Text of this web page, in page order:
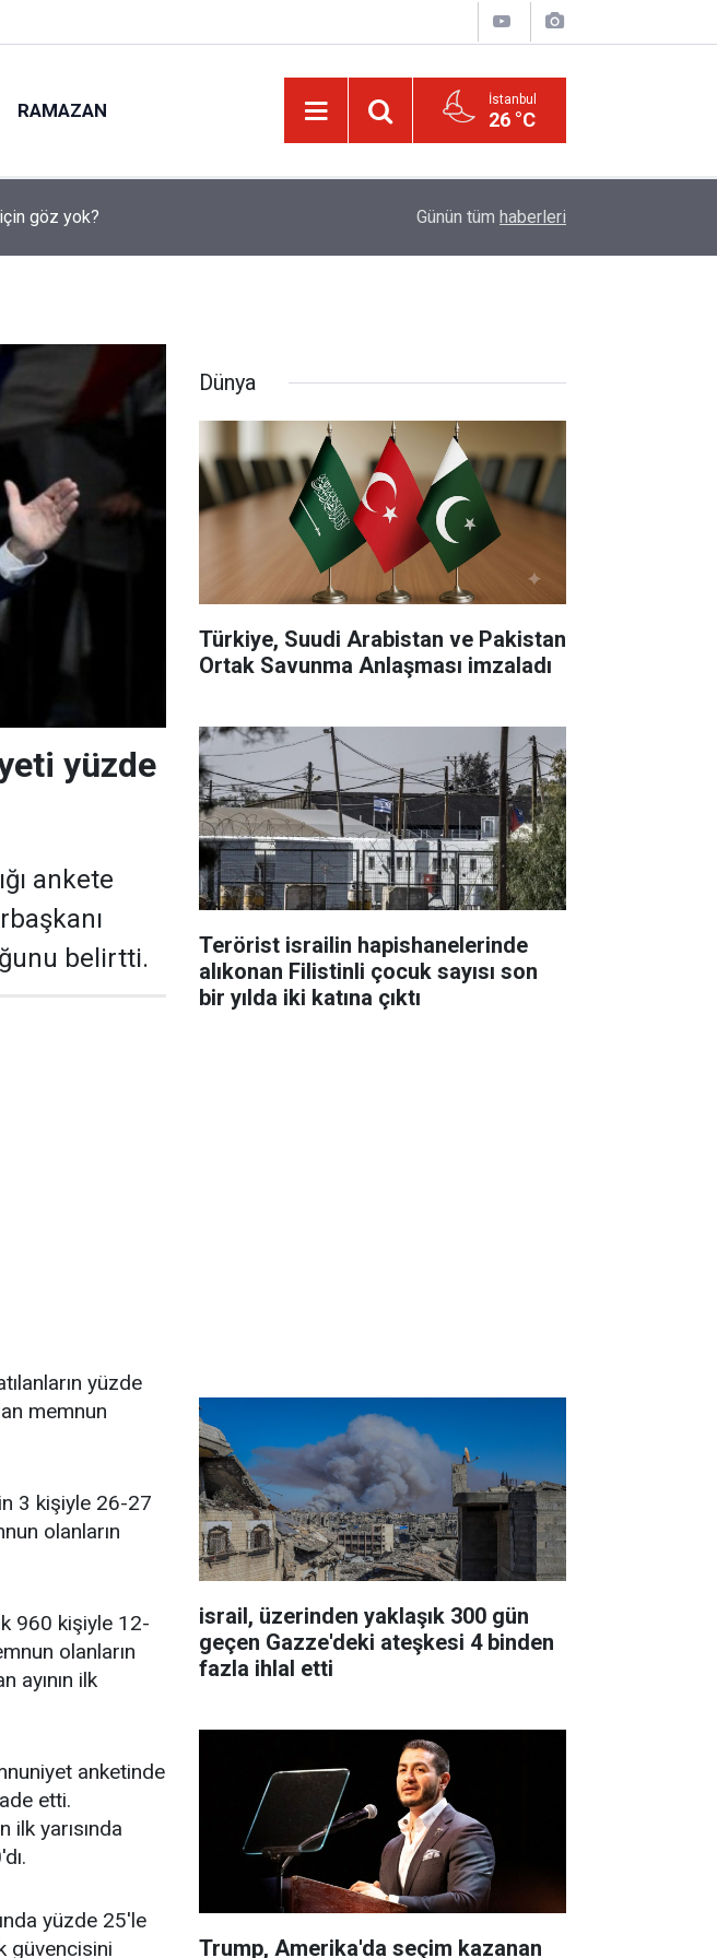
RAMAZAN İstanbul
26 °C
Anlaşması imzaladı Günün tüm haberleri
yüzde
ankete
belirtti.
yüzde
memnun
3 kişiyle 26-27
olanların
960 kişiyle 12-
olanların
ayının ilk
anketinde
etti.
ilk yarısında
yüzde 25'le
güvencisini
Dünya
Türkiye, Suudi Arabistan ve Pakistan
Ortak Savunma Anlaşması imzaladı
Terörist israilin hapishanelerinde
alıkonan Filistinli çocuk sayısı son
bir yılda iki katına çıktı
israil, üzerinden yaklaşık 300 gün
geçen Gazze'deki ateşkesi 4 binden
fazla ihlal etti
Trump, Amerika'da seçim kazanan